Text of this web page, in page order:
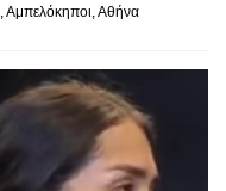
Αμπελόκηποι, Αθήνα